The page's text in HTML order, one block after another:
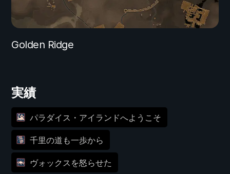
Golden Ridge
実績
パラダイス・アイランドへようこそ
千里の道も一歩から
ヴォックスを怒らせた